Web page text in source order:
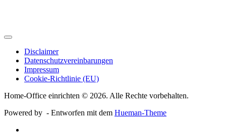
Disclaimer
Datenschutzvereinbarungen
Impressum
Cookie-Richtlinie (EU)
Home-Office einrichten © 2026. Alle Rechte vorbehalten.
Powered by - Entworfen mit dem Hueman-Theme